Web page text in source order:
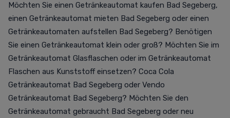
Möchten Sie einen Getränkeautomat kaufen Bad Segeberg,
einen Getränkeautomat mieten Bad Segeberg oder einen
Getränkeautomaten aufstellen Bad Segeberg? Benötigen
Sie einen Getränkeautomat klein oder groß? Möchten Sie im
Getränkeautomat Glasflaschen oder im Getränkeautomat
Flaschen aus Kunststoff einsetzen? Coca Cola
Getränkeautomat Bad Segeberg oder Vendo
Getränkeautomat Bad Segeberg? Möchten Sie den
Getränkeautomat gebraucht Bad Segeberg oder neu